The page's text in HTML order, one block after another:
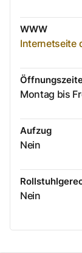
WWW
Internetseite
Montag bis
Aufzug
Nein
Nein